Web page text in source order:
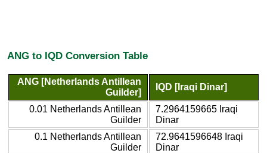
ANG to IQD Conversion Table
ANG [Netherlands Antillean
Guilder]
IQD [Iraqi Dinar]
0.01 Netherlands Antillean
Guilder
7.2964159665 Iraqi
Dinar
0.1 Netherlands Antillean
Guilder
72.9641596648 Iraqi
Dinar